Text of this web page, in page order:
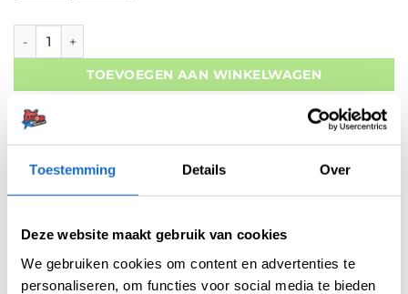
Toestemming Details Over
Deze website maakt gebruik van cookies
We gebruiken cookies om content en advertenties te
personaliseren, om functies voor social media te bieden
Bullet Broken Shaft Remover aantal
TOEVOEGEN AAN WINKELWAGEN
Betaal later met Klarna
Retouren binnen 14 dagen
Artikelnummer:variation-10040